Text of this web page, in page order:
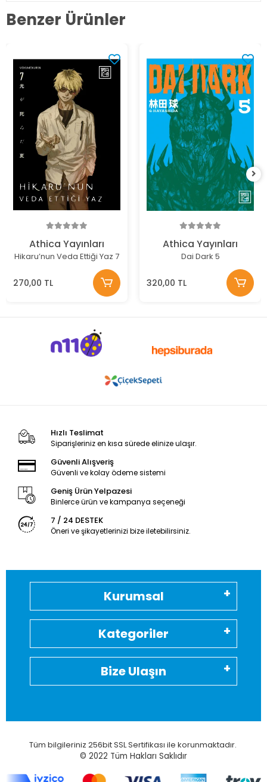
Benzer Ürünler
Athica Yayınları
Hikaru’nun Veda Ettiği Yaz 7
270,00 TL
Athica Yayınları
Dai Dark 5
320,00 TL
Hızlı Teslimat
Siparişleriniz en kısa sürede elinize ulaşır.
Güvenli Alışveriş
Güvenli ve kolay ödeme sistemi
Geniş Ürün Yelpazesi
Binlerce ürün ve kampanya seçeneği
7 / 24 DESTEK
Öneri ve şikayetlerinizi bize iletebilirsiniz.
Kurumsal
Kategoriler
Bize Ulaşın
Tüm bilgileriniz 256bit SSL Sertifikası ile korunmaktadır.
© 2022 Tüm Hakları Saklıdır